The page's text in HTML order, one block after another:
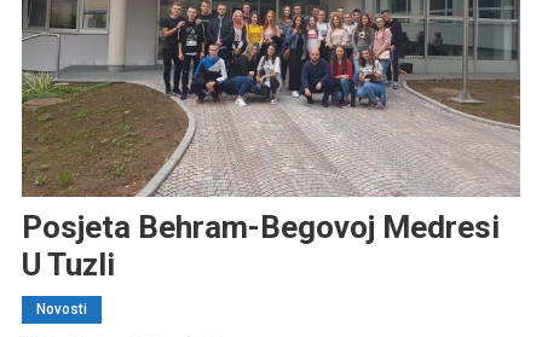
Posjeta Behram-Begovoj Medresi
U Tuzli
Novosti